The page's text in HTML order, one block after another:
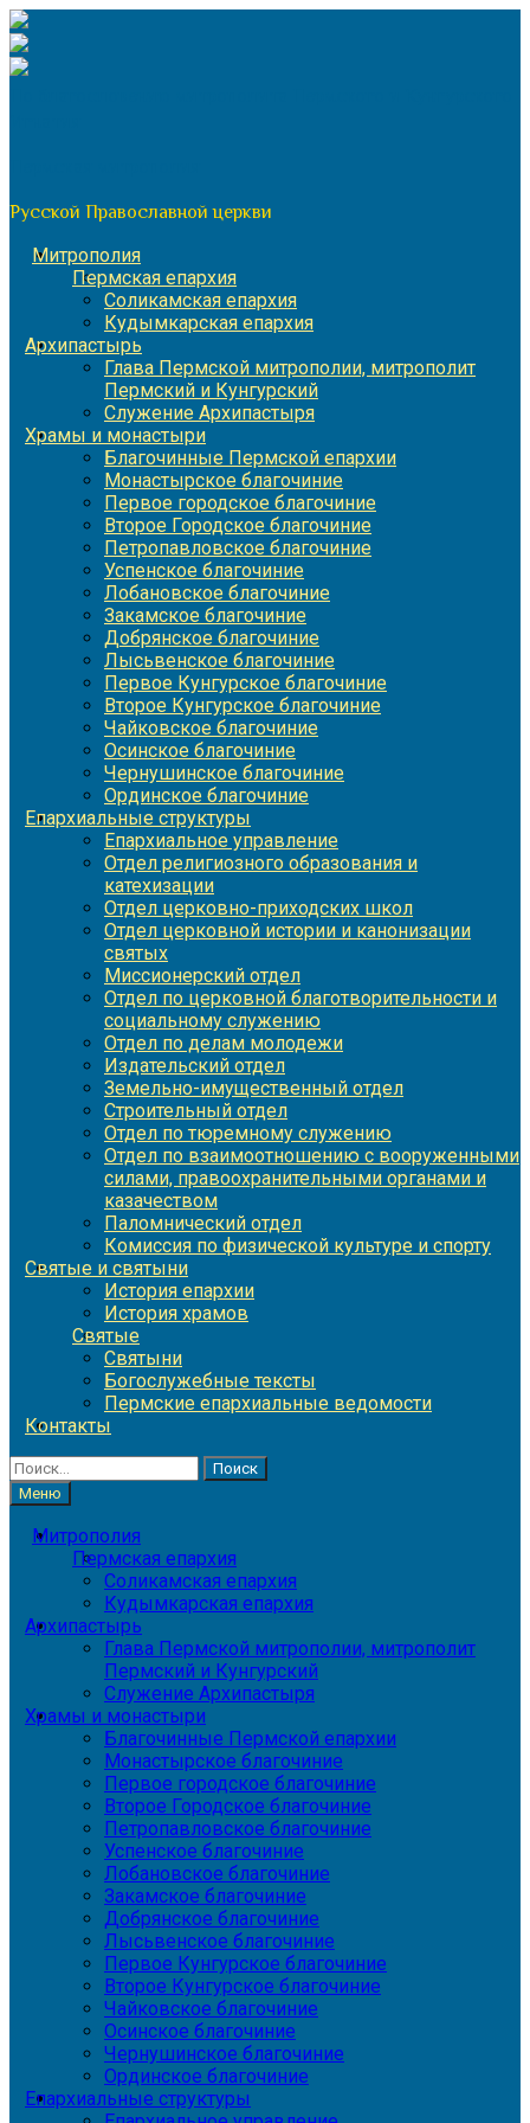
Перейти
к
содержимому
Русской Православной церкви
Митрополия
Пермская епархия
Соликамская епархия
Кудымкарская епархия
Архипастырь
Глава Пермской митрополии, митрополит
Пермский и Кунгурский
Служение Архипастыря
Храмы и монастыри
Благочинные Пермской епархии
Монастырское благочиние
Первое городское благочиние
Второе Городское благочиние
Петропавловское благочиние
Успенское благочиние
Лобановское благочиние
Закамское благочиние
Добрянское благочиние
Лысьвенское благочиние
Первое Кунгурское благочиние
Второе Кунгурское благочиние
Чайковское благочиние
Осинское благочиние
Чернушинское благочиние
Ординское благочиние
Епархиальные структуры
Епархиальное управление
Отдел религиозного образования и
катехизации
Отдел церковно-приходских школ
Отдел церковной истории и канонизации
святых
Миссионерский отдел
Отдел по церковной благотворительности и
социальному служению
Отдел по делам молодежи
Издательский отдел
Земельно-имущественный отдел
Строительный отдел
Отдел по тюремному служению
Отдел по взаимоотношению с вооруженными
силами, правоохранительными органами и
казачеством
Паломнический отдел
Комиссия по физической культуре и спорту
Святые и святыни
История епархии
История храмов
Святые
Святыни
Богослужебные тексты
Пермские епархиальные ведомости
Контакты
Найти:
Меню
Митрополия
Пермская епархия
Соликамская епархия
Кудымкарская епархия
Архипастырь
Глава Пермской митрополии, митрополит
Пермский и Кунгурский
Служение Архипастыря
Храмы и монастыри
Благочинные Пермской епархии
Монастырское благочиние
Первое городское благочиние
Второе Городское благочиние
Петропавловское благочиние
Успенское благочиние
Лобановское благочиние
Закамское благочиние
Добрянское благочиние
Лысьвенское благочиние
Первое Кунгурское благочиние
Второе Кунгурское благочиние
Чайковское благочиние
Осинское благочиние
Чернушинское благочиние
Ординское благочиние
Епархиальные структуры